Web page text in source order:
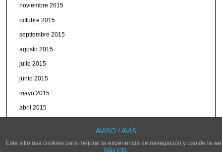
noviembre 2015
octubre 2015
septiembre 2015
agosto 2015
julio 2015
junio 2015
mayo 2015
abril 2015
AVISO / AVÍS
Este sitio usa cookies para mejorar la experiencia de navegación y uso de la
Más info.